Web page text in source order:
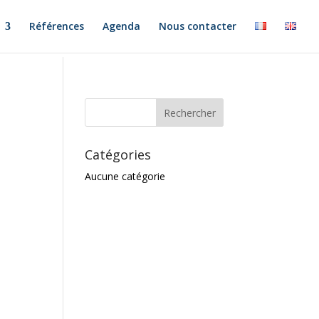
Références Agenda Nous contacter
Catégories
Aucune catégorie